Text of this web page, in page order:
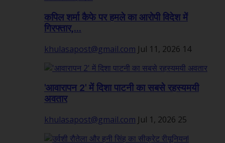
कपिल शर्मा कैफे पर हमले का आरोपी विदेश में
गिरफ्तार,...
khulasapost@gmail.com Jul 11, 2026 14
'आवारापन 2' में दिशा पाटनी का सबसे रहस्यमयी
अवतार
khulasapost@gmail.com Jul 1, 2026 25